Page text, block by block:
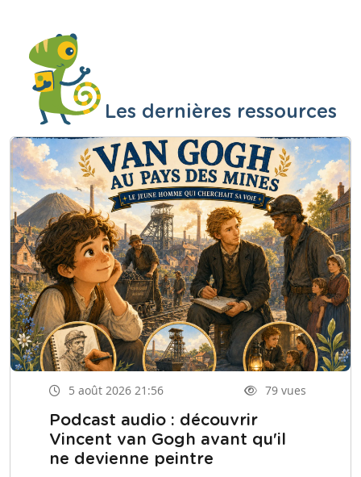
Les dernières ressources
5 août 2026 21:56 79 vues
Podcast audio : découvrir
Vincent van Gogh avant qu'il
ne devienne peintre